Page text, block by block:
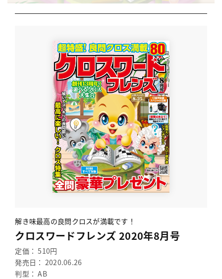
解き味最高の良問クロスが満載です！
クロスワードフレンズ 2020年8月号
定価： 510円
発売日： 2020.06.26
判型： AB